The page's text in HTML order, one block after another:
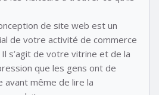
de site web est un
de votre activité de commerce
s’agit de votre vitrine et de la
que les gens ont de
avant même de lire la